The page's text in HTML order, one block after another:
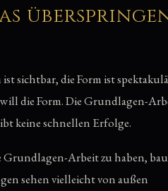
sichtbar, die Form ist
will die Form. Die Grundlagen-
keine schnellen Erfolge.
Grundlagen-Arbeit zu haben,
sehen vielleicht von außen